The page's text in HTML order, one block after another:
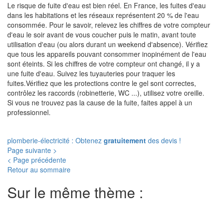
Le risque de fuite d'eau est bien réel. En France, les fuites d'eau
dans les habitations et les réseaux représentent 20 % de l'eau
consommée. Pour le savoir, relevez les chiffres de votre compteur
d'eau le soir avant de vous coucher puis le matin, avant toute
utilisation d'eau (ou alors durant un weekend d'absence). Vérifiez
que tous les appareils pouvant consommer inopinément de l'eau
sont éteints. Si les chiffres de votre compteur ont changé, il y a
une fuite d'eau. Suivez les tuyauteries pour traquer les
fuites.Vérifiez que les protections contre le gel sont correctes,
contrôlez les raccords (robinetterie, WC ...), utilisez votre oreille.
Si vous ne trouvez pas la cause de la fuite, faites appel à un
professionnel.
plomberie-électricité : Obtenez gratuitement des devis !
Page suivante >
< Page précédente
Retour au sommaire
Sur le même thème :